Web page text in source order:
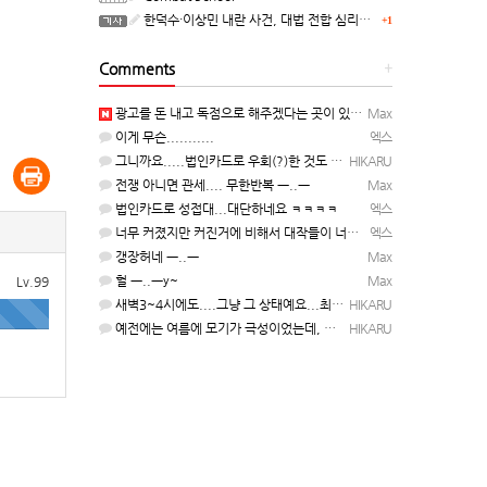
Lv.99
+1
한덕수·이상민 내란 사건, 대법 전합 심리…"역사적 사법평가"(종합)
+
Comments
Max
광고를 돈 내고 독점으로 해주겠다는 곳이 있을정도인거 보면 어마어마한 게임은 맞는듯 ㅡ..ㅡ... 여태까지 …
엑스
이게 무슨...........
HIKARU
그니까요.....법인카드로 우회(?)한 것도 아니고, 대놓고...ㅋ ㅋ)
Max
전쟁 아니면 관세.... 무한반복 ㅡ..ㅡ
엑스
법인카드로 성접대...대단하네요 ㅋㅋㅋㅋ
엑스
너무 커졌지만 커진거에 비해서 대작들이 너무 줄었죠.........
Max
갱장허네 ㅡ..ㅡ
Max
헐 ㅡ..ㅡy~
HIKARU
새벽3~4시에도....그냥 그 상태예요...최근 1주일은....
HIKARU
예전에는 여름에 모기가 극성이었는데, 여름에는 안나오는 것 같은.....ㅎ ㅎ)